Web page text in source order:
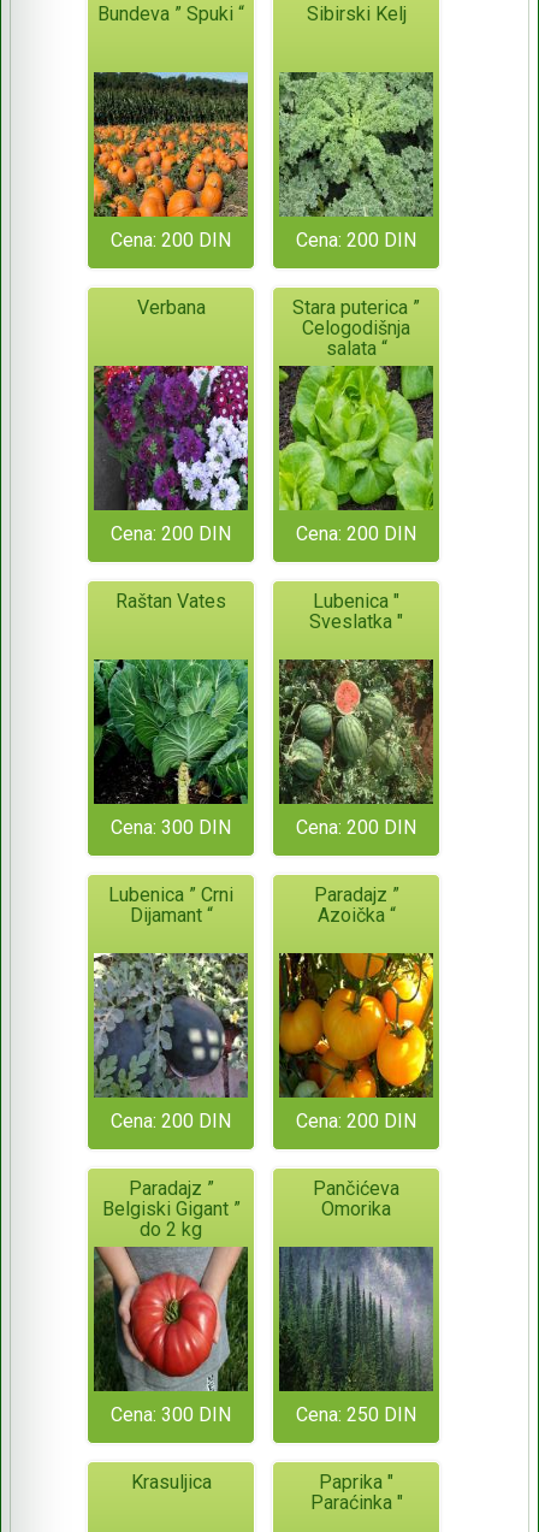
Bundeva ” Spuki “
Cena: 200 DIN
Sibirski Kelj
Cena: 200 DIN
Verbana
Cena: 200 DIN
Stara puterica ”
Celogodišnja
salata “
Cena: 200 DIN
Raštan Vates
Cena: 300 DIN
Lubenica "
Sveslatka "
Cena: 200 DIN
Lubenica ” Crni
Dijamant “
Cena: 200 DIN
Paradajz ”
Azoička “
Cena: 200 DIN
Paradajz ”
Belgiski Gigant ”
do 2 kg
Cena: 300 DIN
Pančićeva
Omorika
Cena: 250 DIN
Krasuljica
Paprika "
Paraćinka "